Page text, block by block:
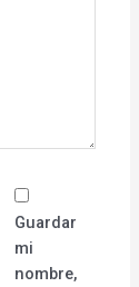
Guardar
mi
nombre,